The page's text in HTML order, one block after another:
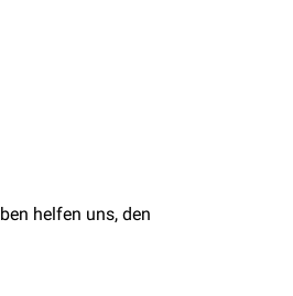
Erbkrankheiten
helfen uns, den